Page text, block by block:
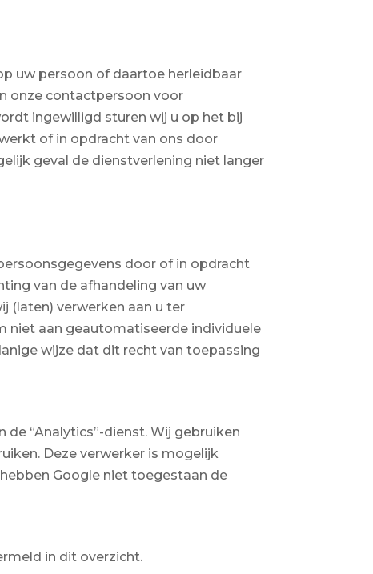
uw persoon of daartoe herleidbaar
onze contactpersoon voor
ingewilligd sturen wij u op het bij
of in opdracht van ons door
geval de dienstverlening niet langer
door of in opdracht
van de afhandeling van uw
(laten) verwerken aan u ter
niet aan geautomatiseerde individuele
wijze dat dit recht van toepassing
“Analytics”-dienst. Wij gebruiken
Deze verwerker is mogelijk
Google niet toegestaan de
in dit overzicht.